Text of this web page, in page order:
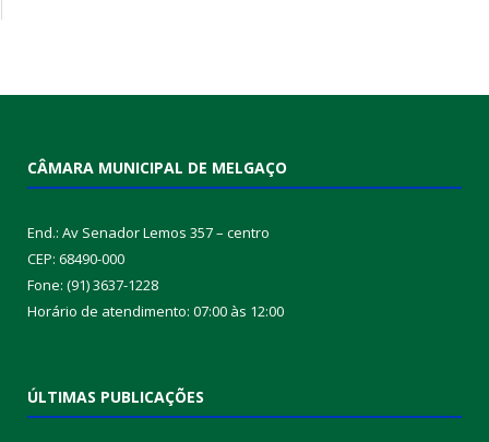
CÂMARA MUNICIPAL DE MELGAÇO
End.: Av Senador Lemos 357 – centro
CEP: 68490-000
Fone: (91) 3637-1228
Horário de atendimento: 07:00 às 12:00
ÚLTIMAS PUBLICAÇÕES